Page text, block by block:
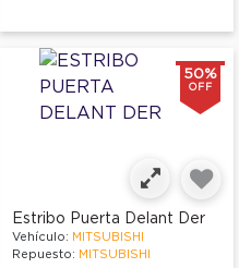
50%
OFF
Estribo Puerta Delant Der
Vehículo: MITSUBISHI
Repuesto: MITSUBISHI